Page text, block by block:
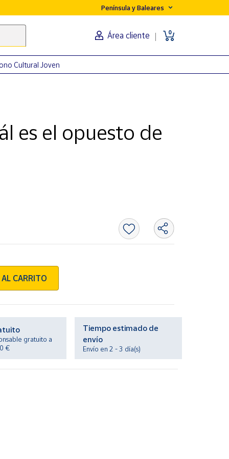
Península y Baleares
Área cliente 0
Cultural Joven
es el opuesto de
CARRITO
gratuito a
€
Tiempo estimado de
envío
Envío en 2 - 3 día(s)